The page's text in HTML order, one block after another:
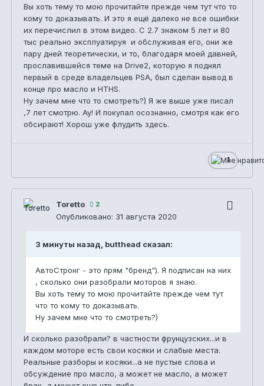
Вы хоть тему то мою прочитайте прежде чем тут что то
кому то доказывать. И это я ещё далеко не все ошибки
их перечислил в этом видео. С 2.7 знаком 5 лет и 80
тыс реально эксплуатируя и обслуживая его, они же
пару дней теоретически, и то, благодаря моей давней,
прославившейся теме на Drive2, которую я поднял
первый в среде владельцев PSA, был сделан вывод в
конце про масло и HTHS.
Ну зачем мне что то смотреть?) Я же выше уже писал
,7 лет смотрю. Ау! И покупал осознанно, смотря как его
обсирают! Хорош уже флудить здесь.
1
Toretto 2
Опубликовано: 31 августа 2020
3 минуты назад, butthead сказал:
АвтоСтронг - это прям "бренд"). Я подписан на них
, сколько они разобрали моторов я знаю.
Вы хоть тему то мою прочитайте прежде чем тут
что то кому то доказывать.
Ну зачем мне что то смотреть?)
И сколько разобрали? в частности фрунцузских...и в
каждом моторе есть свои косяки и слабые места.
Реальные разборы и косяки...а не пустые слова и
обсуждение про масло, а может не масло, а может